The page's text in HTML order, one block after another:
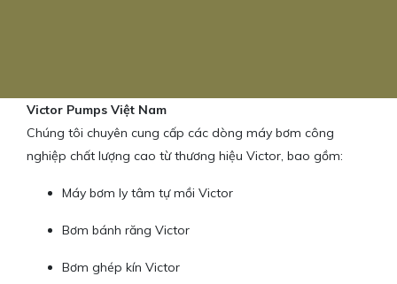
Victor Pumps Việt Nam
Chúng tôi chuyên cung cấp các dòng máy bơm công
nghiệp chất lượng cao từ thương hiệu Victor, bao gồm:
Máy bơm ly tâm tự mồi Victor
Bơm bánh răng Victor
Bơm ghép kín Victor